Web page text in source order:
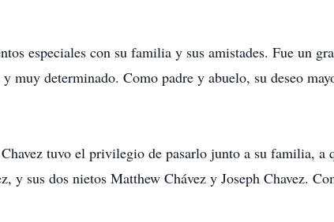
especiales con su familia y sus amistades. Fue un
muy determinado. Como padre y abuelo, su deseo
tuvo el privilegio de pasarlo junto a su familia, a
y sus dos nietos Matthew Chávez y Joseph Chavez.